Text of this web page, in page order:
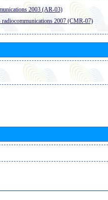
2003 (AR-03)
radiocommunications 2007 (CMR-07)